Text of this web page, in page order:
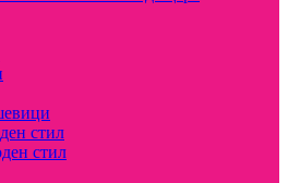
стил
стил